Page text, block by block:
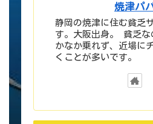
焼津パ
静岡の焼津に住む貧乏
す。大阪出身。 貧乏な
かなか乗れず、近場に
くことが多いです。